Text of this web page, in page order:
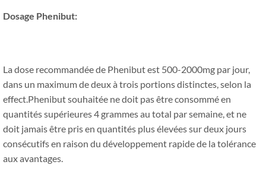
Dosage Phenibut:
La dose recommandée de Phenibut est 500-2000mg par jour,
dans un maximum de deux à trois portions distinctes, selon la
effect.Phenibut souhaitée ne doit pas être consommé en
quantités supérieures 4 grammes au total par semaine, et ne
doit jamais être pris en quantités plus élevées sur deux jours
consécutifs en raison du développement rapide de la tolérance
aux avantages.